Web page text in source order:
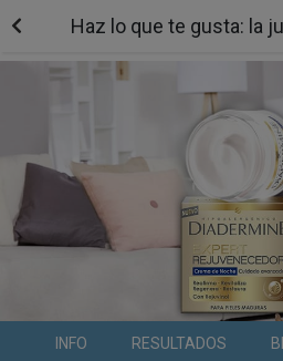
Haz lo que te gusta: la
INFO RESULTADOS